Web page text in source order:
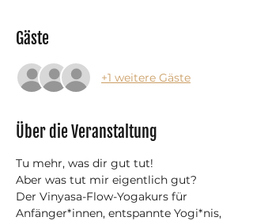
Gäste
+1 weitere Gäste
Über die Veranstaltung
Tu mehr, was dir gut tut!
Aber was tut mir eigentlich gut?
Der Vinyasa-Flow-Yogakurs für
Anfänger*innen, entspannte Yogi*nis,